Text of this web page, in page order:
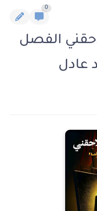
0
الفصل